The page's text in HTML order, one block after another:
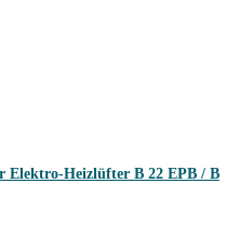
Elektro-Heizlüfter B 22 EPB / B